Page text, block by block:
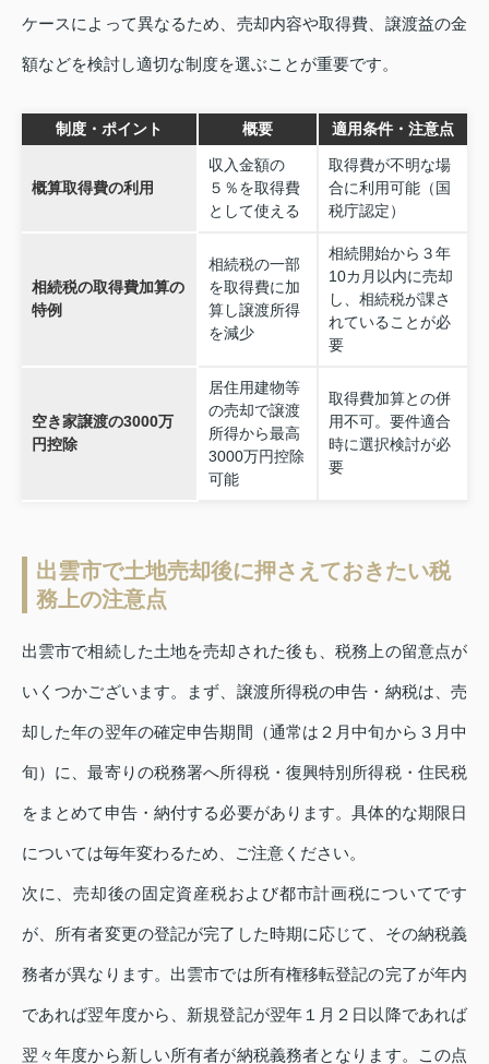
ケースによって異なるため、売却内容や取得費、譲渡益の金
額などを検討し適切な制度を選ぶことが重要です。
制度・ポイント 概要 適用条件・注意点
概算取得費の利用
収入金額の
５％を取得費
として使える
取得費が不明な場
合に利用可能（国
税庁認定）
相続税の取得費加算の
特例
相続税の一部
を取得費に加
算し譲渡所得
を減少
相続開始から３年
10カ月以内に売却
し、相続税が課さ
れていることが必
要
空き家譲渡の3000万
円控除
居住用建物等
の売却で譲渡
所得から最高
3000万円控除
可能
取得費加算との併
用不可。要件適合
時に選択検討が必
要
出雲市で土地売却後に押さえておきたい税
務上の注意点
出雲市で相続した土地を売却された後も、税務上の留意点が
いくつかございます。まず、譲渡所得税の申告・納税は、売
却した年の翌年の確定申告期間（通常は２月中旬から３月中
旬）に、最寄りの税務署へ所得税・復興特別所得税・住民税
をまとめて申告・納付する必要があります。具体的な期限日
については毎年変わるため、ご注意ください。
次に、売却後の固定資産税および都市計画税についてです
が、所有者変更の登記が完了した時期に応じて、その納税義
務者が異なります。出雲市では所有権移転登記の完了が年内
であれば翌年度から、新規登記が翌年１月２日以降であれば
翌々年度から新しい所有者が納税義務者となります。この点